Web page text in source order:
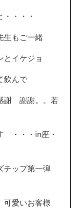
・・・
生もご一緒
とイケジョ
飲んで
謝 謝謝。。若
・・・in座・
チップ第一弾
愛いお客様